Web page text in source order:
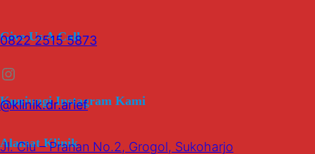
Give Us A Call
0822 2515 5873
Instagram
Kunjungi Instagram Kami
@klinik.dr.arief
Alamat Klinik
Jl. Ciu – Pranan No.2, Grogol, Sukoharjo